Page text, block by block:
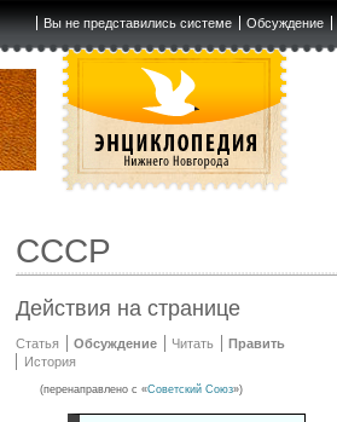
Вы не представились системе Обсуждение
СССР
Действия на странице
Статья Обсуждение Читать
Править
История
(перенаправлено с «Советский Союз»)